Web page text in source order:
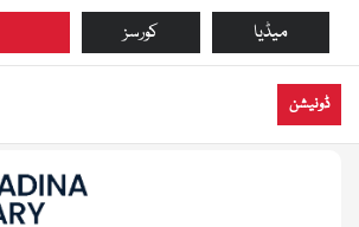
کورسز میڈیا
ڈونیشن